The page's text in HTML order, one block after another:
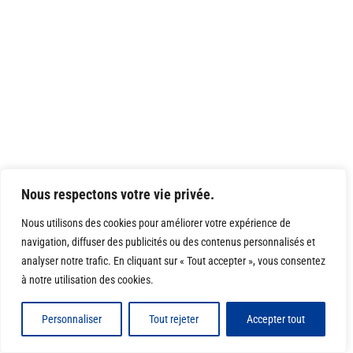
Nous respectons votre vie privée.
Nous utilisons des cookies pour améliorer votre expérience de
navigation, diffuser des publicités ou des contenus personnalisés et
analyser notre trafic. En cliquant sur « Tout accepter », vous consentez
à notre utilisation des cookies.
Personnaliser Tout rejeter Accepter tout